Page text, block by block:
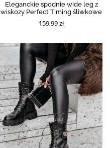
Eleganckie spodnie wide leg z
wiskozy Perfect Timing śliwkowe
159,99 zł